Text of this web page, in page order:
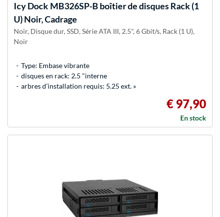
Icy Dock MB326SP-B boîtier de disques Rack (1
U) Noir, Cadrage
Noir, Disque dur, SSD, Série ATA III, 2.5", 6 Gbit/s, Rack (1 U),
Noir
Type: Embase vibrante
disques en rack: 2.5 "interne
arbres d’installation requis: 5.25 ext. »
€ 97,90
En stock